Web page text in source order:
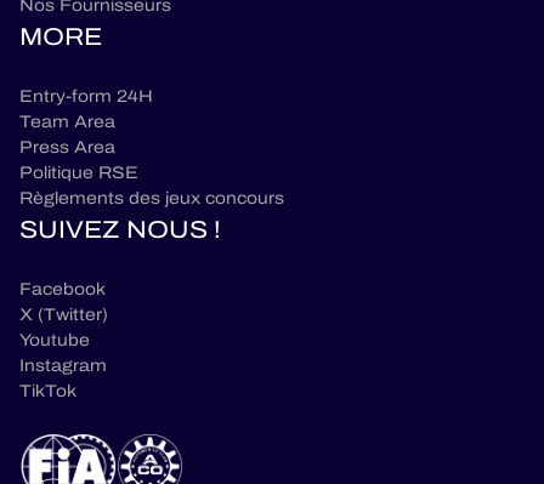
Nos Fournisseurs
MORE
Entry-form 24H
Team Area
Press Area
Politique RSE
Règlements des jeux concours
SUIVEZ NOUS !
Facebook
X (Twitter)
Youtube
Instagram
TikTok